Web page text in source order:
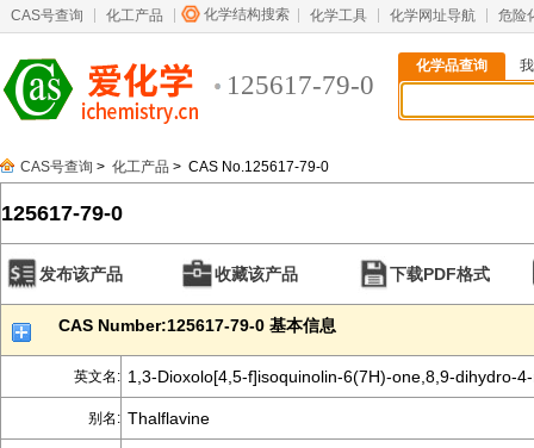
CAS号查询 化工产品 化学结构搜索 化学工具 化学网址导航 危险
125617-79-0
化学品查询
CAS号查询 > 化工产品 > CAS No.125617-79-0
125617-79-0
发布该产品 收藏该产品 下载PDF格式
CAS Number:125617-79-0 基本信息
英文名: 1,3-Dioxolo[4,5-f]isoquinolin-6(7H)-one,8,9-dihydro-
别名: Thalflavine